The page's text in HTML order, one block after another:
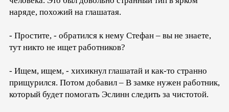
наряде, похожий на глашатая.
- Простите, - обратился к нему Стефан – вы не знаете,
тут никто не ищет работников?
- Ищем, ищем, - хихикнул глашатай и как-то странно
прищурился. Потом добавил – В замке нужен работник,
который будет помогать Эслинн следить за чистотой.